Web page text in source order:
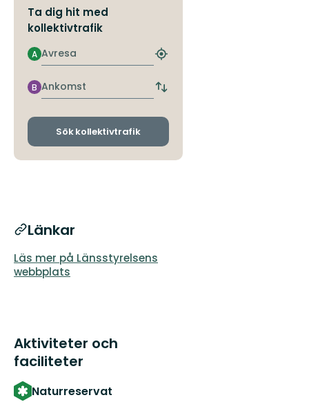
Ta dig hit med
kollektivtrafik
Avresa
A
Hitta
hållplats
Ankomst
B
Byt
och
Sök kollektivtrafik
Länkar
Läs mer på Länsstyrelsens
webbplats
Aktiviteter och
faciliteter
Naturreservat